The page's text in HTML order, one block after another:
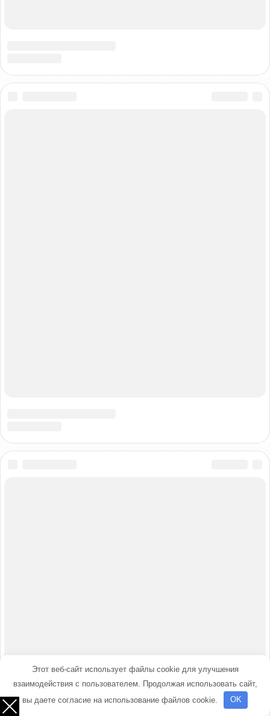
Этот веб-сайт использует файлы cookie для улучшения
взаимодействия с пользователем. Продолжая использовать сайт,
вы даете согласие на использование файлов cookie.
OK